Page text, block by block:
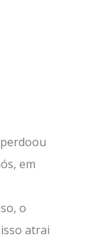
em
o
atrai